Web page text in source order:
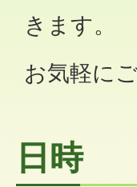
きます。
お気軽に
日時